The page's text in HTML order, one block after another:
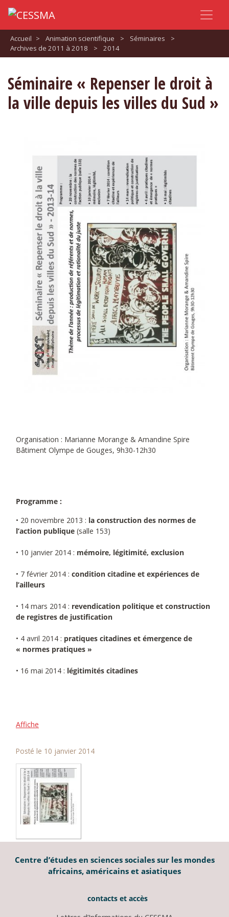
Accueil > Animation scientifique > Séminaires
>
Archives de 2011 à 2018
> 2014
Séminaire « Repenser le droit à
la ville depuis les villes du Sud »
Organisation : Marianne Morange & Amandine Spire
Bâtiment Olympe de Gouges, 9h30-12h30
Programme :
• 20 novembre 2013 : la construction des normes de
l’action publique (salle 153)
• 10 janvier 2014 : mémoire, légitimité, exclusion
• 7 février 2014 : condition citadine et expériences de
l’ailleurs
• 14 mars 2014 : revendication politique et construction
de registres de justification
• 4 avril 2014 : pratiques citadines et émergence de
« normes pratiques »
• 16 mai 2014 : légitimités citadines
Affiche
Posté le 10 janvier 2014
Centre d’études en sciences sociales sur les mondes
africains, américains et asiatiques
contacts et accès